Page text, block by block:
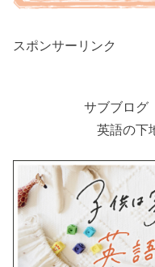
スポンサーリンク
サブブログ
英語の下